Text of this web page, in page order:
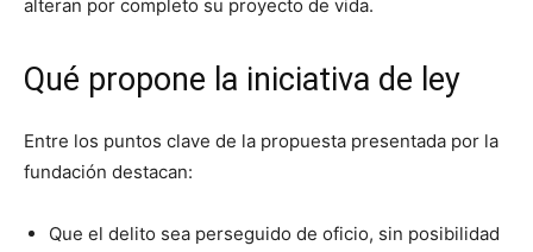
alteran por completo su proyecto de vida.
Qué propone la iniciativa de ley
Entre los puntos clave de la propuesta presentada por la
fundación destacan:
Que el delito sea perseguido de oficio, sin posibilidad